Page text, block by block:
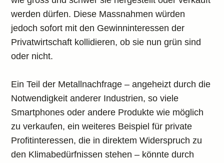
werden dürfen. Diese Massnahmen würden
jedoch sofort mit den Gewinninteressen der
Privatwirtschaft kollidieren, ob sie nun grün sind
oder nicht.
Ein Teil der Metallnachfrage – angeheizt durch die
Notwendigkeit anderer Industrien, so viele
Smartphones oder andere Produkte wie möglich
zu verkaufen, ein weiteres Beispiel für private
Profitinteressen, die in direktem Widerspruch zu
den Klimabedürfnissen stehen – könnte durch